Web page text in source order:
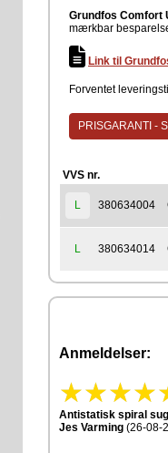
Grundfos Comfort
mærkbar
Link til
Forventet
PRISGARANTI -
VVS nr.
L 380634004
L 380634014
Anmeldelser:
Antistatisk spiral
Jes Varming (26-08-